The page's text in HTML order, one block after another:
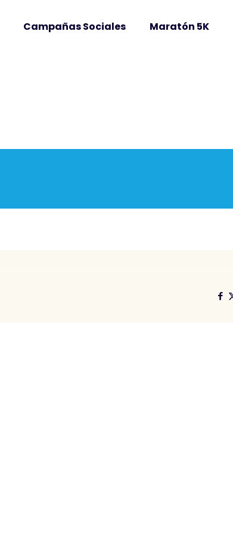
Campañas Sociales Maratón 5K